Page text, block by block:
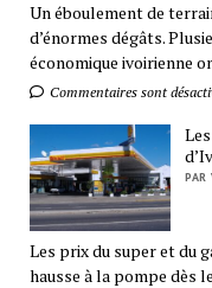
Un éboulement de
d’énormes dégâts.
économique ivoirienne
Commentaires sont
PAR
Les prix du super et du
hausse à la pompe dès